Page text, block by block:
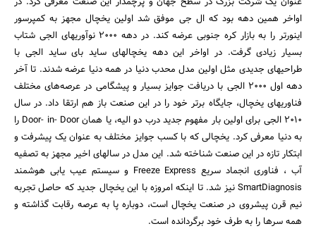
اواخر همین دهه بود که ال جی موفق شد اولین یخچال مجهز به کمپرسور
اینورتر را به بازار کره جنوبی عرضه کند. در دهه 2000 نوآوریهای الجی شتاب
بسیار زیادی گرفت. در اواخر این دهه یخچالهای ساید بای ساید الجی با
طراحیهای جدیدی مثل اولین مدل محدب دنیا در همه دنیا عرضه شدند. تا آخر
دهه اول 2000 الجی با دریافت جوایز بسیار و پیشگامی در عرصه‌های مختلف
فناوریهای یخچال، جایگاه برتر خود را در این صنعت باز هم ارتقا داد. در سال
2010 الجی برای اولین بار مفهوم جدید درب دو الیه، یا همان Door- in- Door را
به دنیا معرفی کرد. یخچالی که با کسب جوایز مختلف به عنوان یک پیشرفت و
ابتکار تازه در این صنعت شناخته شد. این مدل در سالهای اخیر مجهز به تصفیه
آب ، فناوری انجماد سریع Freeze Express و سیستم عیب یابی هوشمند
SmartDiagnosis نیز شد. تا اینکه امروزه با این یخچال جدید که حاصل تجربه
نیم قرن پیشروی در صنعت یخچال است، دوباره پا به عرصه رقابت گذاشته و
همه سرها را به طرف خود برگردانده است.